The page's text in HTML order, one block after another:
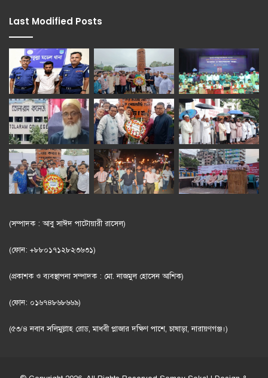
Last Modified Posts
(সম্পাদক : আবু সাঈদ পাটোয়ারী রাসেল)
(ফোন: +৮৮০১৭১২৮২৩৬৩১)
(প্রকাশক ও ব্যবস্থাপনা সম্পাদক : মো. নাজমুল হোসেন আশিক)
(ফোন: ০১৬৭৪৮৬৮৬৬৯)
(৫৩/৪ নবাব সলিমুল্লাহ রোড, মাধবী প্লাজার দক্ষিণ পাশে, চাষাড়া, নারায়ণগঞ্জ।)